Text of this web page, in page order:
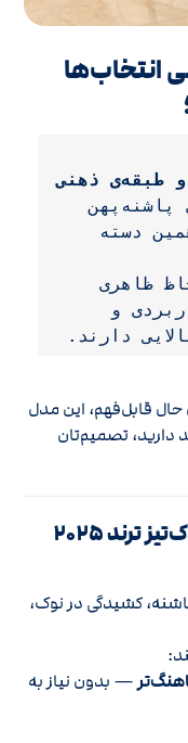
انتخاب‌ها
نگاه، سلیقه و طبقه‌ی ذهنی
هستند. نیم‌بوت‌های پاشنه‌پهن
دارند.
قابل‌فهم، این مدل
دارید، تصمیم‌تان
چرا نیم‌بوت پاشنه‌پهن ساق‌دار نوک‌تیز ترند ۲۰۲۵
کشیدگی در نوک،
— بدون نیاز به